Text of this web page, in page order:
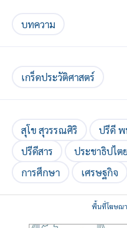
บทความ
เกร็ดประวัติศาสตร์
สุโข สุวรรณศิริ ปรีดี
ปรีดีสาร
ประชาธิปไ
การศึกษา
เศรษฐกิจ
พื้นที่โฆษณ